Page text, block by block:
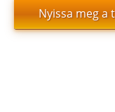
Nyissa meg a